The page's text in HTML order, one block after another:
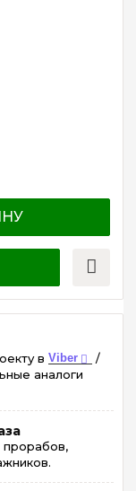
в Viber /
аналоги
прорабов,